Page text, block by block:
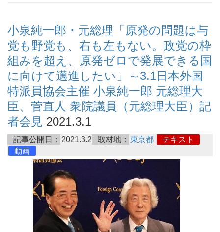
小泉純一郎・元総理「原発の問題は与
党も野党も、右も左もない。政党の枠
組みを超え、原発ゼロで発展できる国
に向けて邁進したい」～3.1日本外国
特派員協会主催 小泉純一郎 元総理大
臣、菅直人 衆院議員（元総理大臣）記
者会見 2021.3.1
記事公開日： 2021.3.2 取材地： 東京都
テキスト
動画